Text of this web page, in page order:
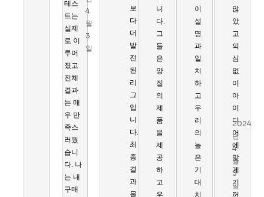
니
다.
품
질
과
서
비
스
가
정
말
뛰
어
납
니
다.
테스
트는
실제
로 이
루어
졌고
전체
결과
는 매
우 만
족스
러웠
습니
다. 나
는 내
구매
4
월
3
일
보
다
더
발
전
된
리
그
입
니
다.
최
종
결
과
물
니
다.
그
들
은
양
질
의
제
품
을
제
공
하
고
우
이
설
명
과
일
치
하
고
우
리
의
높
은
기
대
치
않
았
고
의
심
없
이
아
이
디
어
에
맞
게
기
꺼
2024
년
4
월
3
일